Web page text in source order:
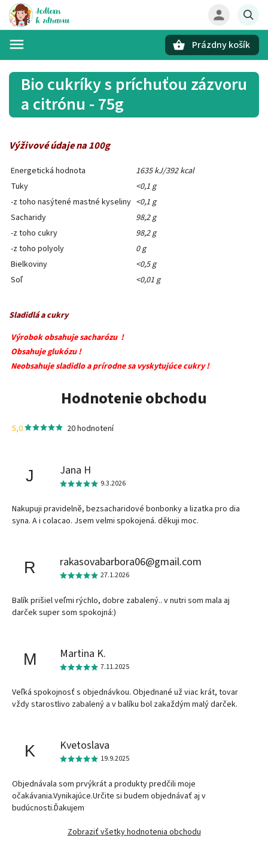
Prázdny košík
Bio cukríky s príchuťou zázvoru
a citrónu - 75g
Výživové údaje na 100g
Energetická hodnota
1635 kJ/392 kcal
Tuky
<0,1 g
-z toho nasýtené mastné kyseliny <0,1 g
Sacharidy
98,2 g
-z toho cukry
98,2 g
-z toho polyoly
0 g
Bielkoviny
<0,5 g
Soľ
<0,01 g
Sladidlá a cukry
Výrobok obsahuje sacharózu !
Obsahuje glukózu !
Neobsahuje sladidlo a prírodne sa vyskytujúce cukry !
Hodnotenie obchodu
5,0 20 hodnotení
J Jana H
9.3.2026
Nakupuji pravidelně, bezsacharidové bonbonky a lizatka pro dia
syna. A i colacao. Jsem velmi spokojená. děkuji moc.
R rakasovabarbora06@gmail.com
27.1.2026
Balík prišiel veľmi rýchlo, dobre zabalený.. v nutri som mala aj
darček super som spokojná:)
M Martina K.
7.11.2025
Veľká spokojnosť s objednávkou. Objednané už viac krát, tovar
vždy starostlivo zabalený a v balíku bol zakaždým malý darček.
K Kvetoslava
19.9.2025
Objednávala som prvýkrát a produkty predčili moje
očakávania.Vynikajúce.Určite si budem objednávať aj v
budúcnosti.Ďakujem
Zobraziť všetky hodnotenia obchodu